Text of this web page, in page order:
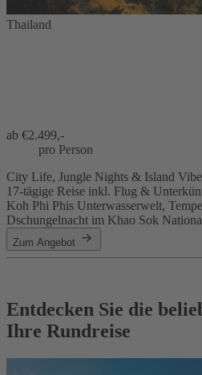
Thailand
ab €2.499,-
pro Person
City Life, Jungle Nights & Island
17-tägige Reise inkl. Flug &
Koh Phi Phis Unterwasserwelt,
Dschungelnacht im Khao Sok
Zum Angebot
Entdecken Sie die
Ihre Rundreise